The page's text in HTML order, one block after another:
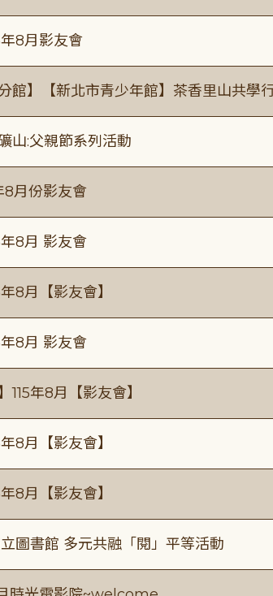
年8月影友會
館】【新北市青少年館】茶香里山共學
山:父親節系列活動
8月份影友會
年8月 影友會
8月【影友會】
年8月 影友會
115年8月【影友會】
8月【影友會】
8月【影友會】
立圖書館 多元共融「閱」平等活動